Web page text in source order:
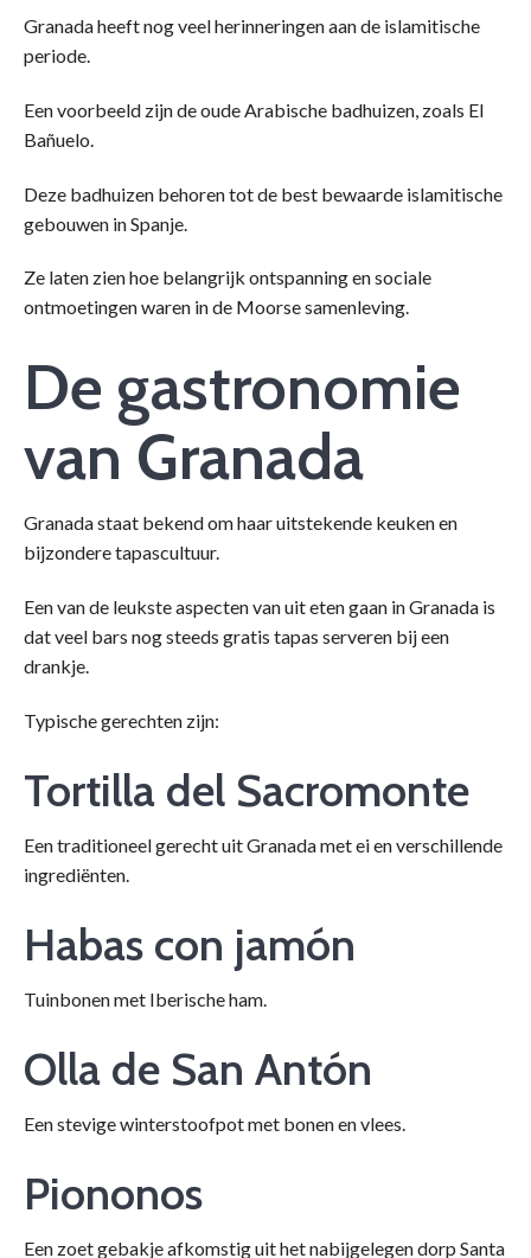
Granada heeft nog veel herinneringen aan de islamitische
periode.
Een voorbeeld zijn de oude Arabische badhuizen, zoals El
Bañuelo.
Deze badhuizen behoren tot de best bewaarde islamitische
gebouwen in Spanje.
Ze laten zien hoe belangrijk ontspanning en sociale
ontmoetingen waren in de Moorse samenleving.
De gastronomie
van Granada
Granada staat bekend om haar uitstekende keuken en
bijzondere tapascultuur.
Een van de leukste aspecten van uit eten gaan in Granada is
dat veel bars nog steeds gratis tapas serveren bij een
drankje.
Typische gerechten zijn:
Tortilla del Sacromonte
Een traditioneel gerecht uit Granada met ei en verschillende
ingrediënten.
Habas con jamón
Tuinbonen met Iberische ham.
Olla de San Antón
Een stevige winterstoofpot met bonen en vlees.
Piononos
Een zoet gebakje afkomstig uit het nabijgelegen dorp Santa